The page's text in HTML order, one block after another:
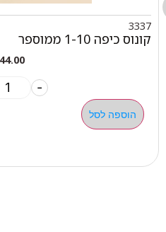
3337
קונוס כיפה 1-10 ממוספר
44.00
-
הוספה לסל